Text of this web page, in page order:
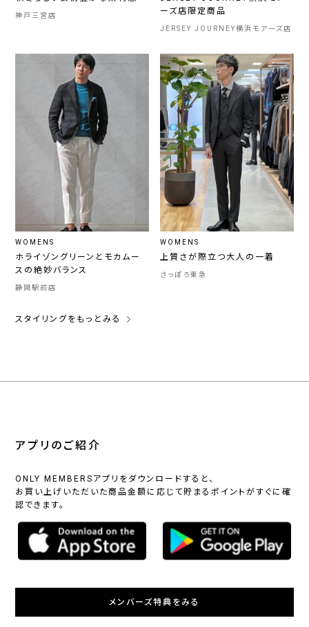
神戸三宮店
ーズ店限定商品
JERSEY JOURNEY横浜モアーズ店
WOMENS
ホライゾングリーンとモカムー
スの絶妙バランス
静岡駅前店
WOMENS
上質さが際立つ大人の一着
さっぽろ東急
スタイリングをもっとみる
アプリのご紹介
ONLY MEMBERSアプリをダウンロードすると、
お買い上げいただいた商品金額に応じて貯まるポイントがすぐに確
認できます。
メンバーズ特典をみる